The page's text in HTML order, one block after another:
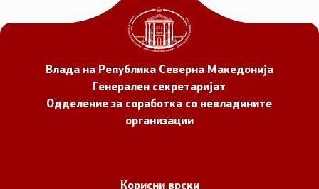
Влада на Република Северна Македонија
Генерален секретаријат
Одделение за соработка со невладините
организации
Корисни врски